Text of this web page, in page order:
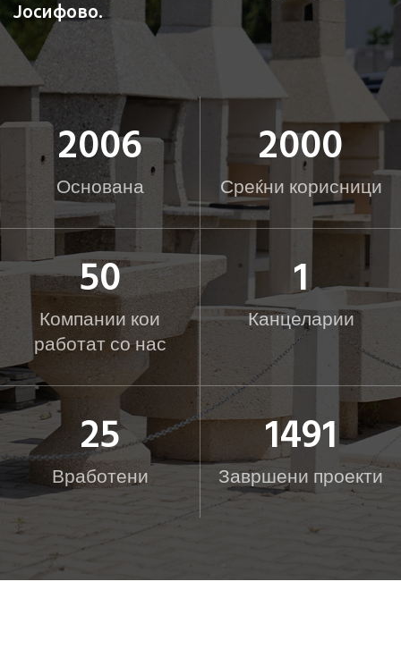
Јосифово.
2006
Основана
2000
Среќни корисници
50
Компании кои
работат со нас
1
Канцеларии
25
Вработени
1500
Завршени проекти